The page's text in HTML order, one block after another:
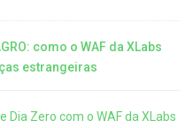
como o WAF da XLabs
estrangeiras
Dia Zero com o WAF da XLabs